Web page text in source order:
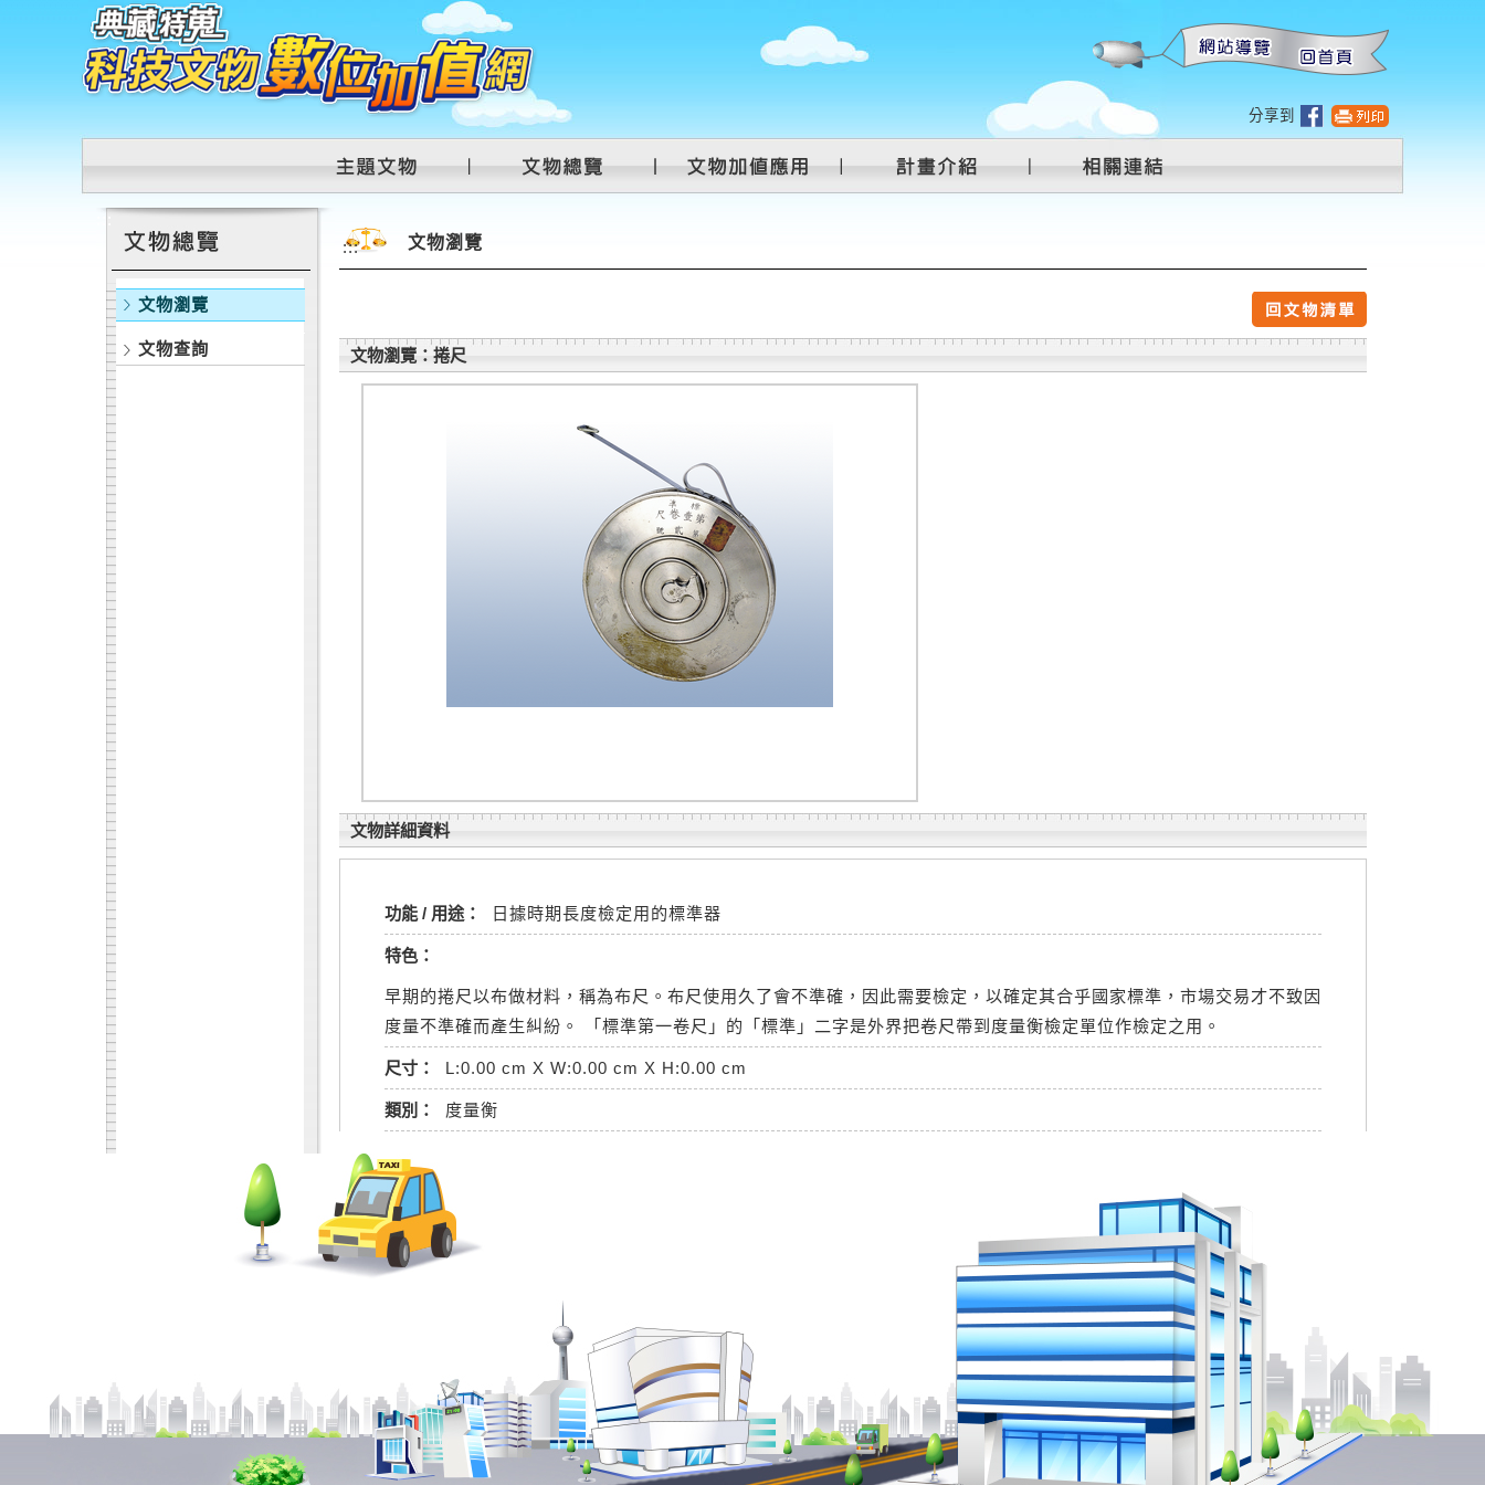
跳到主要內容區塊
分享到
文物瀏覽
文物查詢
::: 文物瀏覽
文物瀏覽：捲尺
文物詳細資料
功能 / 用途： 日據時期長度檢定用的標準器
特色：
早期的捲尺以布做材料，稱為布尺。布尺使用久了會不準確，因此需要檢定，以確定其合乎國家標準，市場交易才不致因
度量不準確而產生糾紛。 「標準第一卷尺」的「標準」二字是外界把卷尺帶到度量衡檢定單位作檢定之用。
尺寸： L:0.00 cm X W:0.00 cm X H:0.00 cm
類別： 度量衡